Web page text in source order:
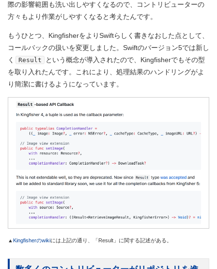
際の影響範囲も洗い出しやすくなるので、コントリビューターの
方々もより作業がしやすくなると考えたんです。
もうひとつ、KingfisherをよりSwiftらしく書きなおした点として、
コールバックの扱いを変更しました。Swiftのバージョン5では新し
く
Result
という概念が導入されたので、Kingfisherでもその型
を取り入れたんです。これにより、処理結果のハンドリングがよ
り簡潔に書けるようになっています。
▲ Kingfisherのwikiには上記の通り、「Result」に関する記述がある。